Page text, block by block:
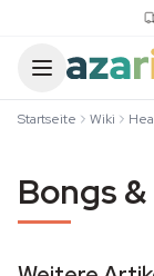
Startseite Wiki
Bongs